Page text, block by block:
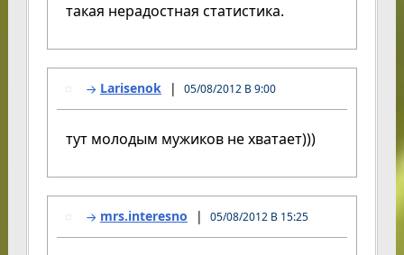
такая нерадостная статистика.
Larisenok 05/08/2012 В 9:00
тут молодым мужиков не хватает)))
mrs.interesno 05/08/2012 В 15:25